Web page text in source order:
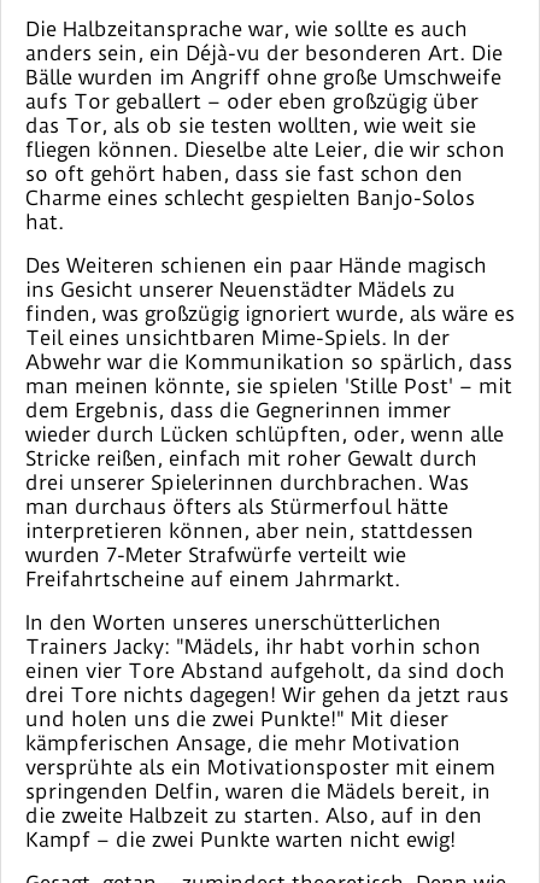
Die Halbzeitansprache war, wie sollte es auch
anders sein, ein Déjà-vu der besonderen Art. Die
Bälle wurden im Angriff ohne große Umschweife
aufs Tor geballert – oder eben großzügig über
das Tor, als ob sie testen wollten, wie weit sie
fliegen können. Dieselbe alte Leier, die wir schon
so oft gehört haben, dass sie fast schon den
Charme eines schlecht gespielten Banjo-Solos
hat.
Des Weiteren schienen ein paar Hände magisch
ins Gesicht unserer Neuenstädter Mädels zu
finden, was großzügig ignoriert wurde, als wäre es
Teil eines unsichtbaren Mime-Spiels. In der
Abwehr war die Kommunikation so spärlich, dass
man meinen könnte, sie spielen 'Stille Post' – mit
dem Ergebnis, dass die Gegnerinnen immer
wieder durch Lücken schlüpften, oder, wenn alle
Stricke reißen, einfach mit roher Gewalt durch
drei unserer Spielerinnen durchbrachen. Was
man durchaus öfters als Stürmerfoul hätte
interpretieren können, aber nein, stattdessen
wurden 7-Meter Strafwürfe verteilt wie
Freifahrtscheine auf einem Jahrmarkt.
In den Worten unseres unerschütterlichen
Trainers Jacky: "Mädels, ihr habt vorhin schon
einen vier Tore Abstand aufgeholt, da sind doch
drei Tore nichts dagegen! Wir gehen da jetzt raus
und holen uns die zwei Punkte!" Mit dieser
kämpferischen Ansage, die mehr Motivation
versprühte als ein Motivationsposter mit einem
springenden Delfin, waren die Mädels bereit, in
die zweite Halbzeit zu starten. Also, auf in den
Kampf – die zwei Punkte warten nicht ewig!